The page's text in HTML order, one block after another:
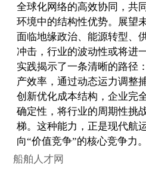
全球化网络的高效协同，共
环境中的结构性优势。展望
面临地缘政治、能源转型、
冲击，行业的波动性或将进
实践揭示了一条清晰的路径
产效率，通过动态运力调整
创新优化成本结构，企业完
确定性，将行业的周期性挑
梯。这种能力，正是现代航
向“价值竞争”的核心竞争力
船舶人才网